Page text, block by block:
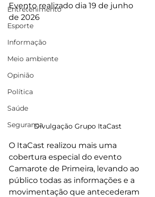
Entretenimento
Esporte
Informação
Meio ambiente
Opinião
Política
Saúde
Segurança
Evento realizado dia 19 de junho
de 2026
Divulgação Grupo ItaCast
O ItaCast realizou mais uma
cobertura especial do evento
Camarote de Primeira, levando ao
público todas as informações e a
movimentação que antecederam